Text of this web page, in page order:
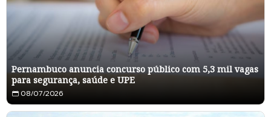
Pernambuco anuncia concurso público com 5,3 mil vagas
para segurança, saúde e UPE
08/07/2026